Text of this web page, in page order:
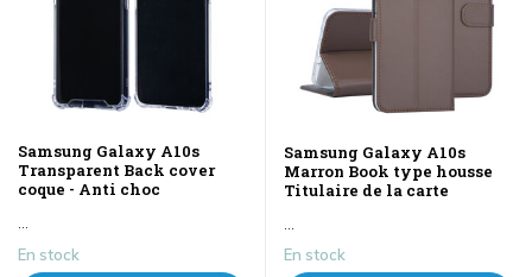
Samsung Galaxy A10s
Transparent Back cover
coque - Anti choc
En stock
Samsung Galaxy A10s
Marron Book type housse
Titulaire de la carte
En stock